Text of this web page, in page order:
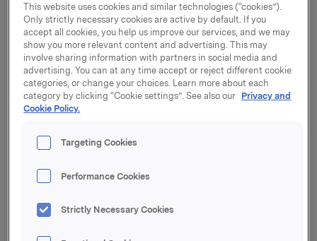
råvarepriser. Stabburet i Norge og Felix Abba i
Finland viser en positiv utvikling.
Orkla Medias driftsinntekter økte som følge av
konsolidering av Berlingske, men driftsresultatet ble
svekket pga tilbakegangen i det polske, danske og
den senere tid også det norske annonsemarkedet.
Orkla Media har implementert omfattende
kostnadsreduksjonsprogram for å møte det svake
annonsemarkedet.
Resultat etter skatt falt betydelig i sammenligning
av finansielle investeringer i tredje kvartal i 2000.
This website uses cookies and similar technologies (“cookies”).
Only strictly necessary cookies are active by default. If you
accept all cookies, you help us improve our services, and we may
show you more relevant content and advertising. This may
involve sharing information with partners in social media and
advertising. You can at any time accept or reject different cookie
categories, or change your choices. Learn more about each
category by clicking “Cookie settings”. See also our Privacy and
Cookie Policy.
Targeting Cookies
Performance Cookies
Strictly Necessary Cookies